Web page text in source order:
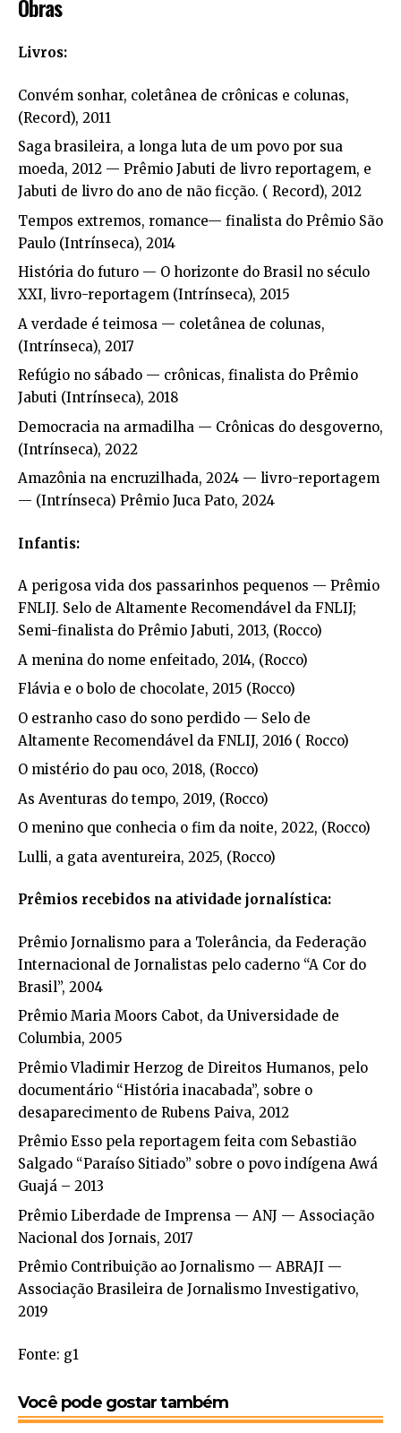
Obras
Livros:
Convém sonhar, coletânea de crônicas e colunas,
(Record), 2011
Saga brasileira, a longa luta de um povo por sua
moeda, 2012 — Prêmio Jabuti de livro reportagem, e
Jabuti de livro do ano de não ficção. ( Record), 2012
Tempos extremos, romance— finalista do Prêmio São
Paulo (Intrínseca), 2014
História do futuro — O horizonte do Brasil no século
XXI, livro-reportagem (Intrínseca), 2015
A verdade é teimosa — coletânea de colunas,
(Intrínseca), 2017
Refúgio no sábado — crônicas, finalista do Prêmio
Jabuti (Intrínseca), 2018
Democracia na armadilha — Crônicas do desgoverno,
(Intrínseca), 2022
Amazônia na encruzilhada, 2024 — livro-reportagem
— (Intrínseca) Prêmio Juca Pato, 2024
Infantis:
A perigosa vida dos passarinhos pequenos — Prêmio
FNLIJ. Selo de Altamente Recomendável da FNLIJ;
Semi-finalista do Prêmio Jabuti, 2013, (Rocco)
A menina do nome enfeitado, 2014, (Rocco)
Flávia e o bolo de chocolate, 2015 (Rocco)
O estranho caso do sono perdido — Selo de
Altamente Recomendável da FNLIJ, 2016 ( Rocco)
O mistério do pau oco, 2018, (Rocco)
As Aventuras do tempo, 2019, (Rocco)
O menino que conhecia o fim da noite, 2022, (Rocco)
Lulli, a gata aventureira, 2025, (Rocco)
Prêmios recebidos na atividade jornalística:
Prêmio Jornalismo para a Tolerância, da Federação
Internacional de Jornalistas pelo caderno “A Cor do
Brasil”, 2004
Prêmio Maria Moors Cabot, da Universidade de
Columbia, 2005
Prêmio Vladimir Herzog de Direitos Humanos, pelo
documentário “História inacabada”, sobre o
desaparecimento de Rubens Paiva, 2012
Prêmio Esso pela reportagem feita com Sebastião
Salgado “Paraíso Sitiado” sobre o povo indígena Awá
Guajá – 2013
Prêmio Liberdade de Imprensa — ANJ — Associação
Nacional dos Jornais, 2017
Prêmio Contribuição ao Jornalismo — ABRAJI —
Associação Brasileira de Jornalismo Investigativo,
2019
Fonte: g1
Você pode gostar também